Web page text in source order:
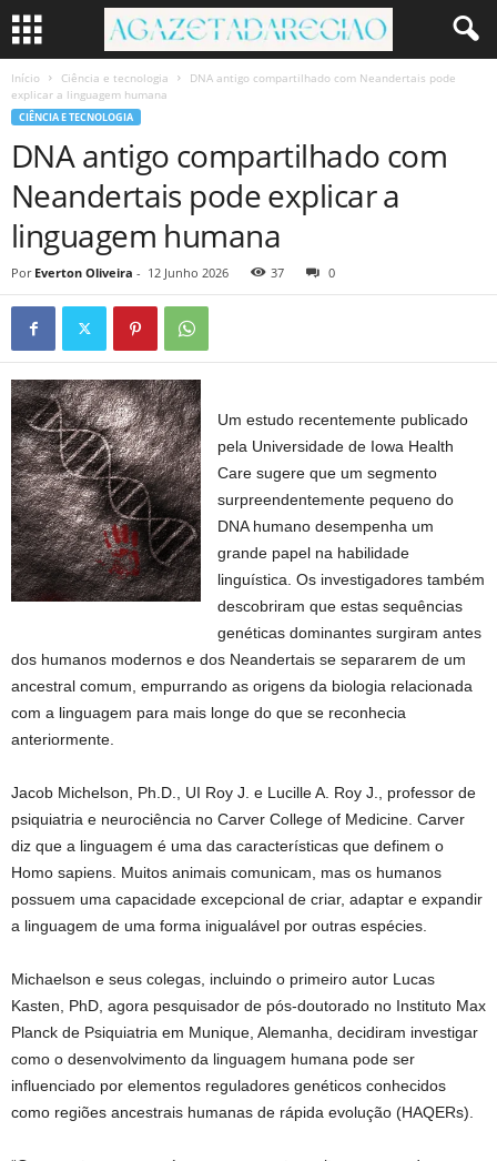
Início Ciência e tecnologia
DNA antigo compartilhado com Neandertais pode
explicar a linguagem humana
CIÊNCIA E TECNOLOGIA
DNA antigo compartilhado com
Neandertais pode explicar a
linguagem humana
Por Everton Oliveira - 12 Junho 2026 37 0
Um estudo recentemente publicado
pela Universidade de Iowa Health
Care sugere que um segmento
surpreendentemente pequeno do
DNA humano desempenha um
grande papel na habilidade
linguística. Os investigadores também
descobriram que estas sequências
genéticas dominantes surgiram antes
dos humanos modernos e dos Neandertais se separarem de um
ancestral comum, empurrando as origens da biologia relacionada
com a linguagem para mais longe do que se reconhecia
anteriormente.
Jacob Michelson, Ph.D., UI Roy J. e Lucille A. Roy J., professor de
psiquiatria e neurociência no Carver College of Medicine. Carver
diz que a linguagem é uma das características que definem o
Homo sapiens. Muitos animais comunicam, mas os humanos
possuem uma capacidade excepcional de criar, adaptar e expandir
a linguagem de uma forma inigualável por outras espécies.
Michaelson e seus colegas, incluindo o primeiro autor Lucas
Kasten, PhD, agora pesquisador de pós-doutorado no Instituto Max
Planck de Psiquiatria em Munique, Alemanha, decidiram investigar
como o desenvolvimento da linguagem humana pode ser
influenciado por elementos reguladores genéticos conhecidos
como regiões ancestrais humanas de rápida evolução (HAQERs).